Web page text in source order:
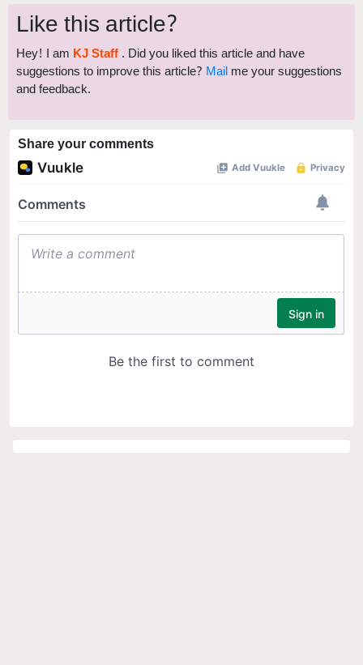
Like this article?
Hey! I am KJ Staff . Did you liked this article and have
suggestions to improve this article? Mail me your suggestions
and feedback.
Share your comments